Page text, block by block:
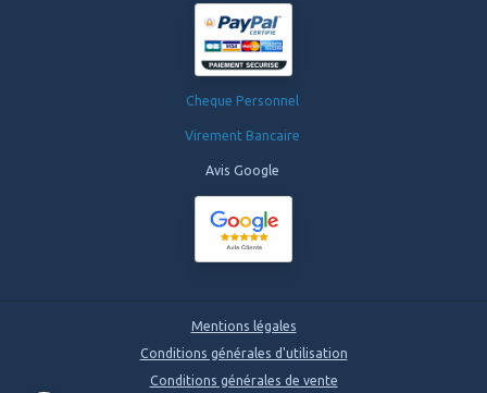
Cheque Personnel
Virement Bancaire
Avis Google
Mentions légales
Conditions générales d'utilisation
Conditions générales de vente